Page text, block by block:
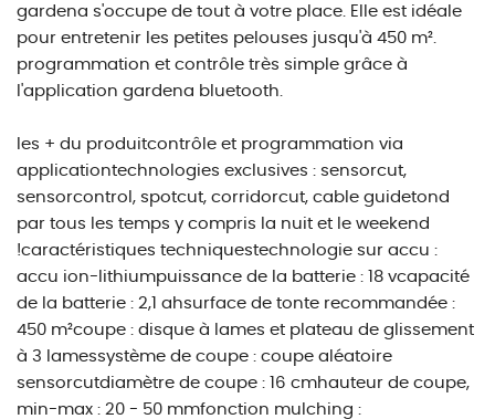
gardena s'occupe de tout à votre place. Elle est idéale
pour entretenir les petites pelouses jusqu'à 450 m².
programmation et contrôle très simple grâce à
l'application gardena bluetooth.
les + du produitcontrôle et programmation via
applicationtechnologies exclusives : sensorcut,
sensorcontrol, spotcut, corridorcut, cable guidetond
par tous les temps y compris la nuit et le weekend
!caractéristiques techniquestechnologie sur accu :
accu ion-lithiumpuissance de la batterie : 18 vcapacité
de la batterie : 2,1 ahsurface de tonte recommandée :
450 m²coupe : disque à lames et plateau de glissement
à 3 lamessystème de coupe : coupe aléatoire
sensorcutdiamètre de coupe : 16 cmhauteur de coupe,
min-max : 20 - 50 mmfonction mulching :